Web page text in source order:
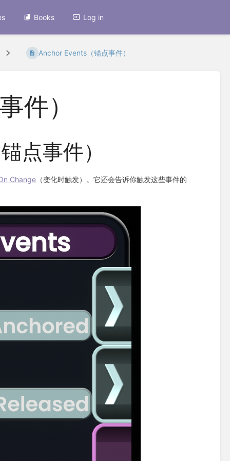
Books Log in
Anchor Events（锚点事件）
件）
点事件）
Change （变化时触发）。它还会告诉你触发这些事件的